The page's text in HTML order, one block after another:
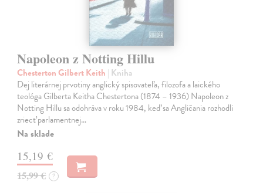
Napoleon z Notting Hillu
Chesterton Gilbert Keith | Kniha
Dej literárnej prvotiny anglický spisovateľa, filozofa a laického
teológa Gilberta Keitha Chestertona (1874 – 1936) Napoleon z
Notting Hillu sa odohráva v roku 1984, keď sa Angličania rozhodli
zriecť parlamentnej…
Na sklade
15,19 €
15,99 € ?